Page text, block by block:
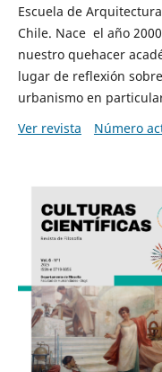
Escuela de
Chile. Nace el año
nuestro quehacer
lugar de reflexión
urbanismo en
Ver revista
Número